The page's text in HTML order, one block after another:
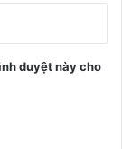
duyệt này cho